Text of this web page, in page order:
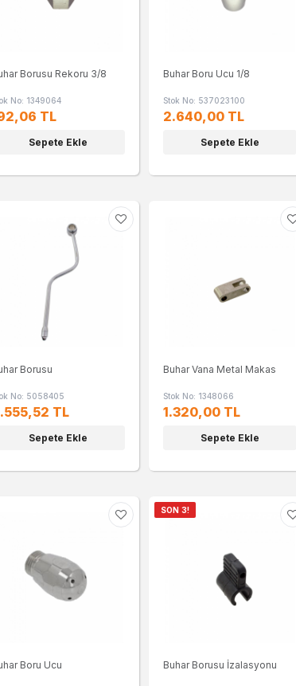
Borusu Rekoru 3/8
No: 1349064
TL
Sepete Ekle
Buhar Boru Ucu 1/8
Stok No: 537023100
2.640,00 TL
Sepete Ekle
Borusu
No: 5058405
TL
Sepete Ekle
Buhar Vana Metal Makas
Stok No: 1348066
1.320,00 TL
Sepete Ekle
Boru Ucu
SON 3!
Buhar Borusu İzalasyonu